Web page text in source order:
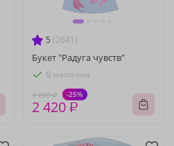
5 (2641)
Букет "Радуга чувств"
В наличии
3 230 ₽ -25%
2 420 ₽